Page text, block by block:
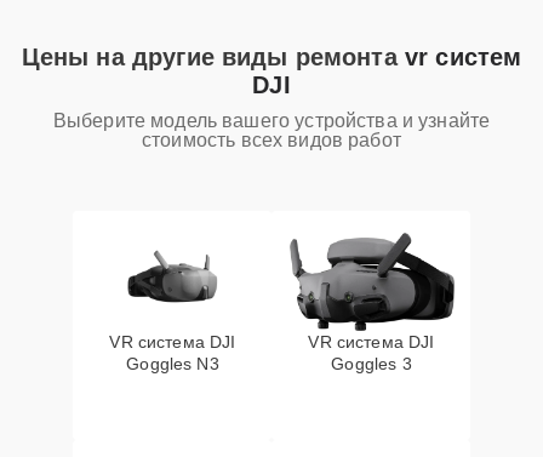
Цены на другие виды ремонта vr систем
DJI
Выберите модель вашего устройства и узнайте
стоимость всех видов работ
VR система DJI
Goggles N3
VR система DJI
Goggles 3